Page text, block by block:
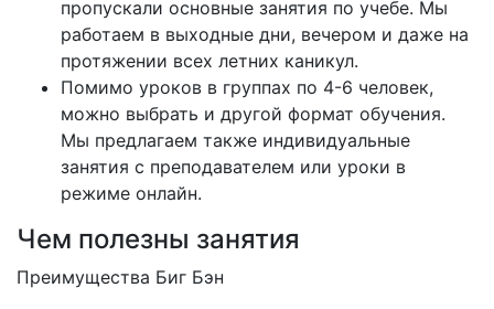
пропускали основные занятия по учебе. Мы
работаем в выходные дни, вечером и даже на
протяжении всех летних каникул.
Помимо уроков в группах по 4-6 человек,
можно выбрать и другой формат обучения.
Мы предлагаем также индивидуальные
занятия с преподавателем или уроки в
режиме онлайн.
Чем полезны занятия
Преимущества Биг Бэн